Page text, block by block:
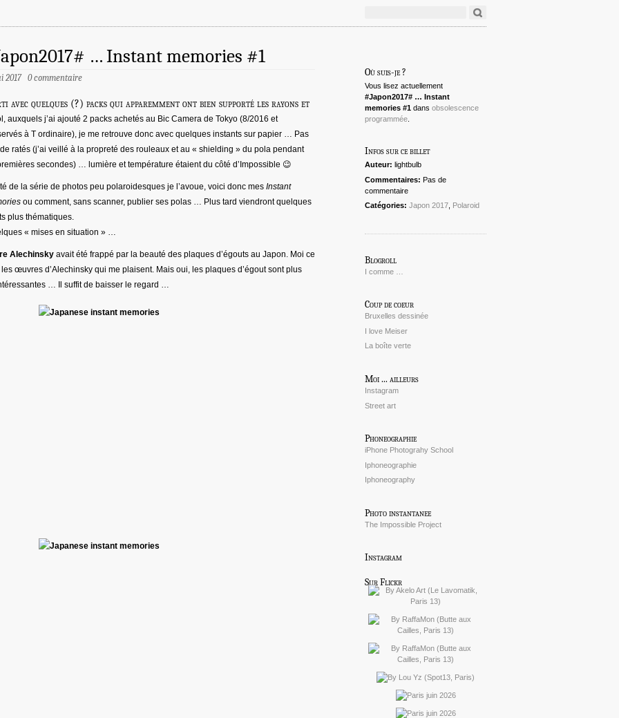
… Instant memories #1
2017 0 commentaire
avec quelques (?) packs qui apparemment ont bien supporté les rayons et
auxquels j’ai ajouté 2 packs achetés au Bic Camera de Tokyo (8/2016 et
à T ordinaire), je me retrouve donc avec quelques instants sur papier … Pas
ratés (j’ai veillé à la propreté des rouleaux et au « shielding » du pola pendant
secondes) … lumière et température étaient du côté d’Impossible 😉
de la série de photos peu polaroidesques je l’avoue, voici donc mes Instant
ou comment, sans scanner, publier ses polas … Plus tard viendront quelques
plus thématiques.
« mises en situation » …
Alechinsky avait été frappé par la beauté des plaques d’égouts au Japon. Moi ce
œuvres d’Alechinsky qui me plaisent. Mais oui, les plaques d’égout sont plus
… Il suffit de baisser le regard …
Où suis-je ?
Vous lisez actuellement
#Japon2017# … Instant
memories #1 dans obsolescence
programmée
Infos sur ce billet
Auteur: lightbulb
Commentaires: Pas de
commentaire
Catégories: Japon 2017 Polaroid
Blogroll
I comme …
Coup de coeur
Bruxelles dessinée
I love Meiser
La boîte verte
Moi ... ailleurs
Instagram
Street art
Phoneographie
iPhone Photograhy School
Iphoneographie
Iphoneography
Photo instantanee
The Impossible Project
Instagram
Sur Flickr